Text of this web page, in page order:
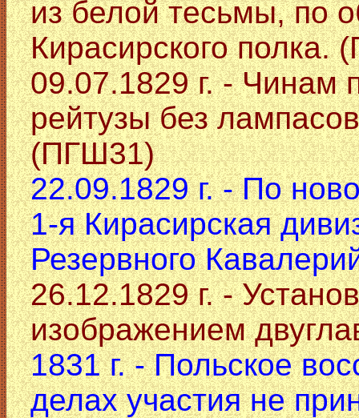
из белой тесьмы, по
Кирасирского полка.
09.07.1829 г. - Чинам
рейтузы без
(ПГШ31)
22.09.1829 г. - По
1-я Кирасирская
Резервного
26.12.1829 г. -
изображением
1831 г. - Польское
делах участия не